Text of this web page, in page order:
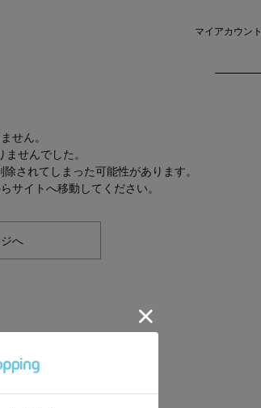
マイアカウント
せん。
せんでした。
されてしまった可能性があります。
サイトへ移動してください。
へ